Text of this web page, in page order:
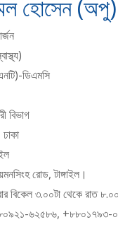
হোসেন (অপু)
ডিএমসি
বিভাগ
রোড, টাঙ্গাইল।
বিকেল ৩.০০টা থেকে রাত
৬২৫৮৬,